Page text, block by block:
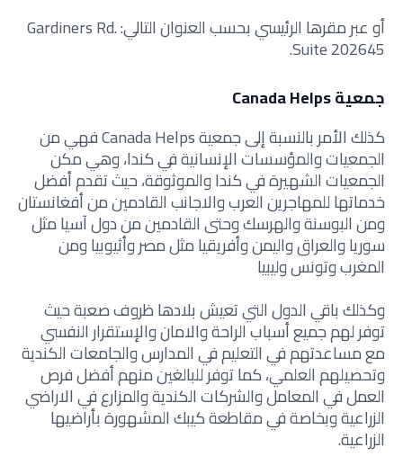
أو عبر مقرها الرئيسي بحسب العنوان التالي: Gardiners Rd.
Suite 202645.
جمعية Canada Helps
كذلك الأمر بالنسبة إلى
جمعية Canada Helps فهي من
الجمعيات والمؤسسات الإنسانية في كندا، وهي مكن
الجمعيات الشهيرة في كندا والموثوقة، حيث تقدم أفضل
خدماتها للمهاجرين العرب والاجانب القادمين من أفغانستان
ومن البوسنة والهرسك وحتى القادمين من دول آسيا مثل
سوريا والعراق واليمن وأفريقيا مثل مصر وأثيوبيا ومن
المغرب وتونس وليبيا
وكذلك باقي الدول التي تعيش بلادها ظروف صعبة حيث
توفر لهم جميع أسباب الراحة والامان والإستقرار النفسي
مع مساعدتهم في التعليم في المدارس والجامعات الكندية
وتحصيلهم العلمي، كما توفر للبالغين منهم أفضل فرص
العمل في المعامل والشركات الكندية والمزارع في الاراضي
الزراعية وبخاصة في مقاطعة كيبك المشهورة بأراضيها
الزراعية.